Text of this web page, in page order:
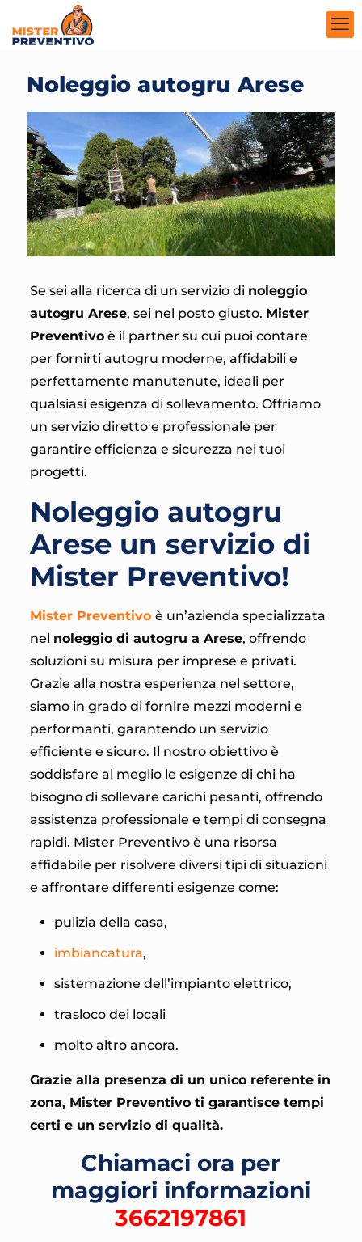
Noleggio autogru Arese
Se sei alla ricerca di un servizio di noleggio
autogru Arese, sei nel posto giusto. Mister
Preventivoè il partner su cui puoi contare
per fornirti autogru moderne, affidabili e
perfettamente manutenute, ideali per
qualsiasi esigenza di sollevamento. Offriamo
un servizio diretto e professionale per
garantire efficienza e sicurezza nei tuoi
progetti.
Noleggio autogru
Arese un servizio di
Mister Preventivo!
Mister Preventivo è un’azienda specializzata
nel noleggio di autogru a Arese, offrendo
soluzioni su misura per imprese e privati.
Grazie alla nostra esperienza nel settore,
siamo in grado di fornire mezzi moderni e
performanti, garantendo un servizio
efficiente e sicuro. Il nostro obiettivo è
soddisfare al meglio le esigenze di chi ha
bisogno di sollevare carichi pesanti, offrendo
assistenza professionale e tempi di consegna
rapidi. Mister Preventivo è una risorsa
affidabile per risolvere diversi tipi di situazioni
e affrontare differenti esigenze come:
pulizia della casa,
imbiancatura,
sistemazione dell’impianto elettrico,
trasloco dei locali
molto altro ancora.
Grazie alla presenza di un unico referente in
zona, Mister Preventivo ti garantisce tempi
certi e un servizio di qualità.
Chiamaci ora per
maggiori informazioni
3662197861